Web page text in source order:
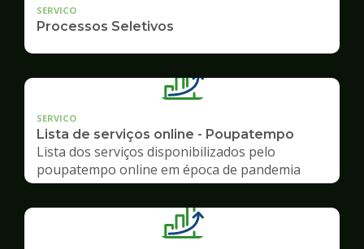
SERVICO
Processos Seletivos
SERVICO
Lista de serviços online - Poupatempo
Lista dos serviços disponibilizados pelo
poupatempo online em época de pandemia